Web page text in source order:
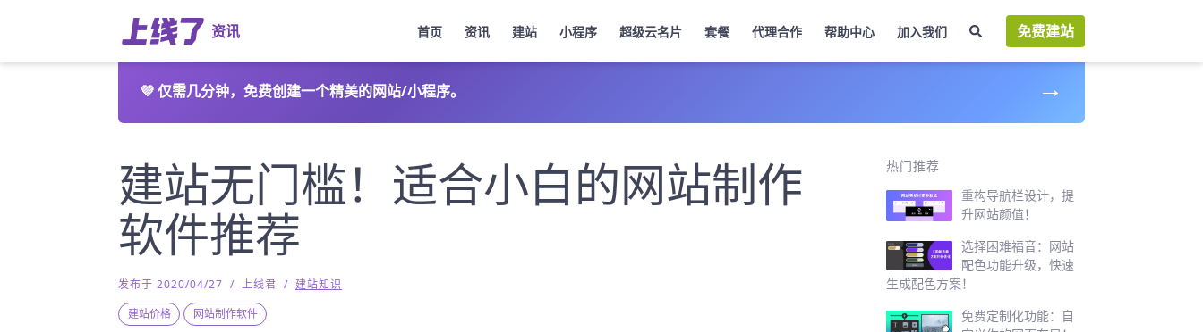
资讯 首页 资讯 建站 小程序 超级云名片 套餐 代理合作 帮助中心 加入我们 免费建站
💜仅需几分钟，免费创建一个精美的网站/小程序。 →
建站无门槛！适合小白的网站制作
软件推荐
发布于 2020/04/27 / 上线君 / 建站知识
建站价格
网站制作软件
热门推荐
重构导航栏设计，提
升网站颜值！
选择困难福音：网站
配色功能升级，快速
生成配色方案！
免费定制化功能：自